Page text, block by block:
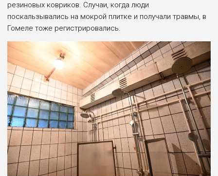
резиновых ковриков. Случаи, когда люди
поскальзывались на мокрой плитке и получали травмы, в
Гомеле тоже регистрировались.